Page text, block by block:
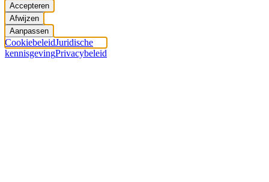
Accepteren
Afwijzen
Aanpassen
CookiebeleidJuridische
kennisgevingPrivacybeleid